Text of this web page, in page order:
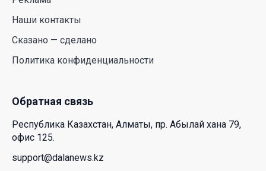
28 Июл. 2026 10:39
какие возможности открывает форум
26 Июл. 2026 12:11
Межпартийные теледебаты выйдут в эфире
республиканских телеканалов
23 Июл. 2026 21:15
Наши контакты
Сказано — сделано
Политика конфиденциальности
Обратная связь
Республика Казахстан, Алматы, пр. Абылай хана 79,
офис 125.
support@dalanews.kz